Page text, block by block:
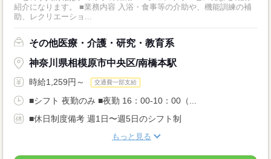
紹介になります。 ■業務内容 入浴・食事等の介助や、機能訓練の補
助、レクリエーショ...
その他医療・介護・研究・教育系
神奈川県相模原市中央区/南橋本駅
時給1,259円～ 交通費一部支給
■シフト 夜勤のみ ■夜勤 16：00-10：00（...
■休日制度備考 週1日〜週5日のシフト制
もっと見る